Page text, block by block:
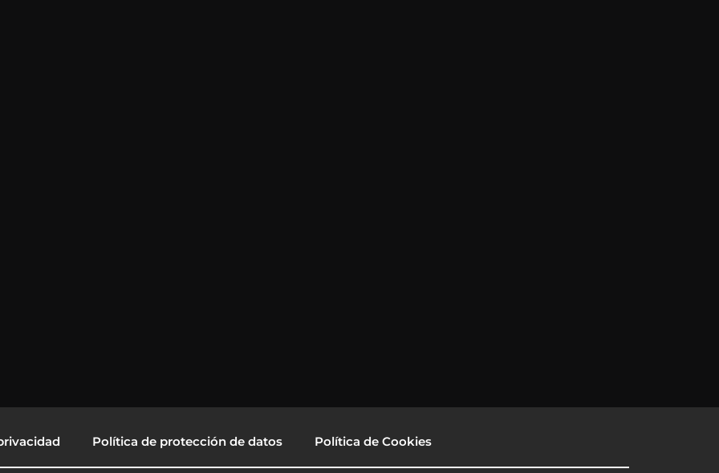
Política de protección de datos Política de Cookies